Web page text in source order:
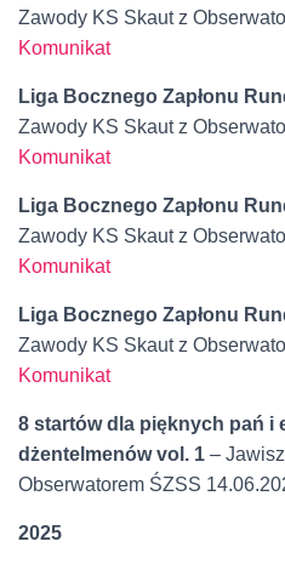
Zawody KS Skaut z
Komunikat
Liga Bocznego Zapłonu
Zawody KS Skaut z
Komunikat
Liga Bocznego Zapłonu
Zawody KS Skaut z
Komunikat
Liga Bocznego Zapłonu
Zawody KS Skaut z
Komunikat
8 startów dla pięknych pań i
dżentelmenów vol. 1 –
Obserwatorem ŚZSS
2025